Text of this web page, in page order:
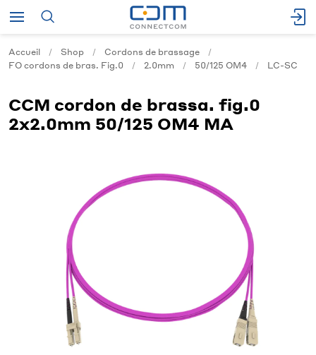
Accueil Shop
Cordons de brassage
FO cordons de bras. Fig.0
2.0mm 50/125 OM4 LC-SC
CCM cordon de brassa. fig.0
2x2.0mm 50/125 OM4 MA